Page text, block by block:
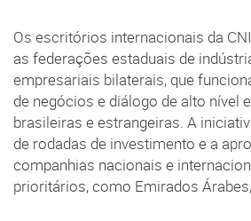
Os escritórios internacionais da
as federações estaduais de
empresariais bilaterais, que
de negócios e diálogo de alto nível
brasileiras e estrangeiras. A
de rodadas de investimento e a
companhias nacionais e
prioritários, como Emirados